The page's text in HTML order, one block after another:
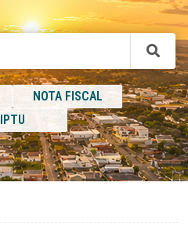
NOTA FISCAL
IPTU